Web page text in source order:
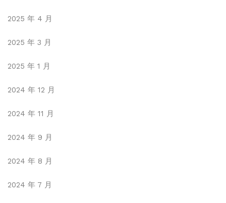
2025 年 4 月
2025 年 3 月
2025 年 1 月
2024 年 12 月
2024 年 11 月
2024 年 9 月
2024 年 8 月
2024 年 7 月